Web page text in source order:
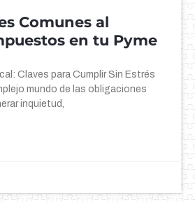
Comunes al
en tu Pyme
Claves para Cumplir Sin Estrés
mundo de las obligaciones
inquietud,